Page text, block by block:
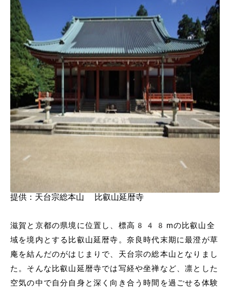
提供：天台宗総本山 比叡山延暦寺
滋賀と京都の県境に位置し、標高848mの比叡山全
域を境内とする比叡山延暦寺。奈良時代末期に最澄が草
庵を結んだのがはじまりで、天台宗の総本山となりまし
た。そんな比叡山延暦寺では写経や坐禅など、凛とした
空気の中で自分自身と深く向き合う時間を過ごせる体験